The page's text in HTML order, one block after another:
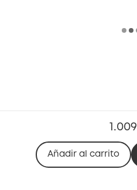
1.009
Añadir al carrito